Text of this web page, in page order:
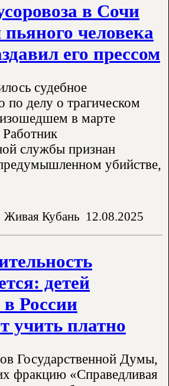
в Сочи
человека
его прессом
судебное
по делу о трагическом
в марте
службы признан
убийстве,
Живая Кубань 12.08.2025
детей
России
учить платно
Государственной Думы,
фракцию «Справедливая